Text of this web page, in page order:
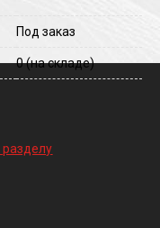
Под заказ
0(на складе)
разделу